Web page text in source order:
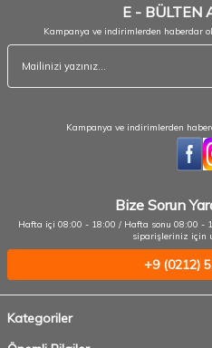
E - BÜLTEN
Kampanya ve indirimlerden haberdar
Kampanya ve indirimlerden
Bize Sorun
Hafta içi 08:00 - 18:00 / Hafta sonu 08:00 -
siparişleriniz için
+9 (0212)
Kategoriler